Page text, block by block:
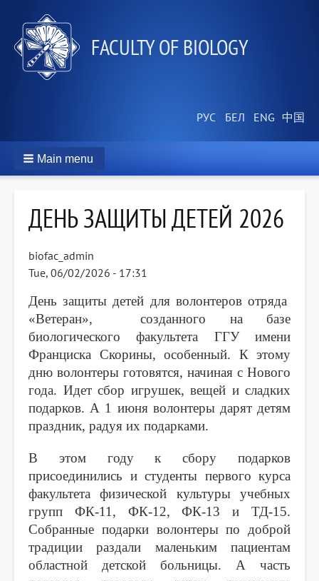
FACULTY OF BIOLOGY
Main menu
ДЕНЬ ЗАЩИТЫ ДЕТЕЙ 2026
biofac_admin
Tue, 06/02/2026 - 17:31
День защиты детей для волонтеров отряда
«Ветеран», созданного на базе
биологического факультета ГГУ имени
Франциска Скорины, особенный. К этому
дню волонтеры готовятся, начиная с Нового
года. Идет сбор игрушек, вещей и сладких
подарков. А 1 июня волонтеры дарят детям
праздник, радуя их подарками.
В этом году к сбору подарков
присоединились и студенты первого курса
факультета физической культуры учебных
групп ФК-11, ФК-12, ФК-13 и ТД-15.
Собранные подарки волонтеры по доброй
традиции раздали маленьким пациентам
областной детской больницы. А часть